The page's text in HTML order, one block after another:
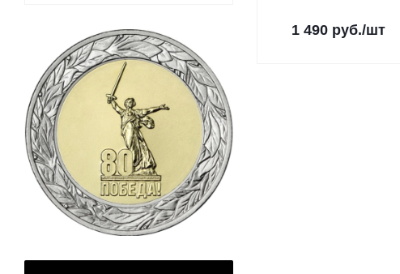
1 490руб./шт